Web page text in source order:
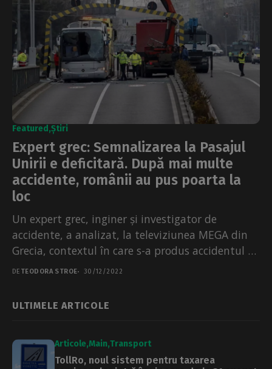
Featured Știri
Expert grec: Semnalizarea la Pasajul
Unirii e deficitară. După mai multe
accidente, românii au pus poarta la
loc
Un expert grec, inginer și investigator de
accidente, a analizat, la televiziunea MEGA din
Grecia, contextul în care s-a produs accidentul de
la...
DE TEODORA STROE 30/12/2022
ULTIMELE ARTICOLE
Articole Main Transport
TollRo, noul sistem pentru taxarea